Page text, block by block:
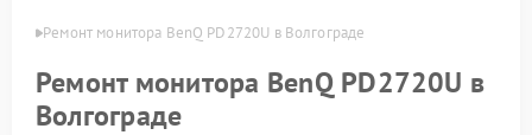
Ремонт монитора BenQ PD2720U в Волгограде
Ремонт монитора BenQ PD2720U в
Волгограде